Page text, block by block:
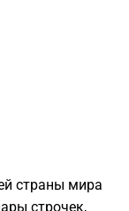
страны мира
строчек,